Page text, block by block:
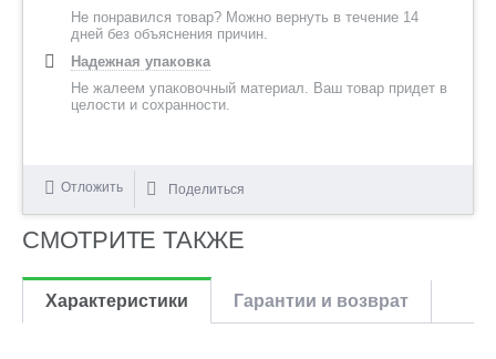
Не понравился товар? Можно вернуть в течение 14
дней без объяснения причин.
Надежная упаковка
Не жалеем упаковочный материал. Ваш товар придет в
целости и сохранности.
Отложить Поделиться
СМОТРИТЕ ТАКЖЕ
Характеристики Гарантии и возврат